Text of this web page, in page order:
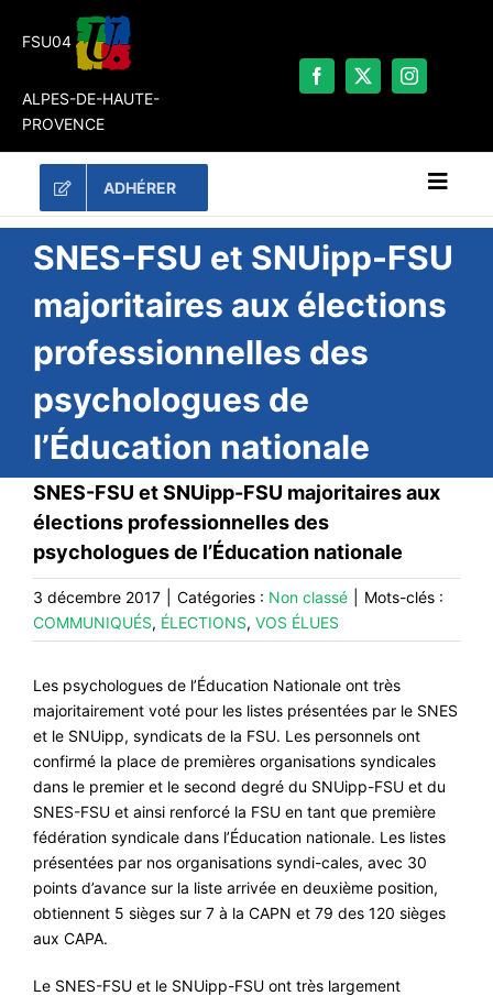
FSU04
ALPES-DE-HAUTE-
PROVENCE
ADHÉRER
RECHERCHER:
LES UNES
#ACTUALITÉS
LA FSU 04
DOSSIERS
CONTACT
#ACTIONS
#VOS ÉLUES
#FORMATION
#ÉLECTIONS
#MÉDIAS
#DÉBATS
#PRESSE
#ARCHIVES
SNES-FSU et SNUipp-FSU
majoritaires aux élections
professionnelles des
psychologues de
l’Éducation nationale
SNES-FSU et SNUipp-FSU majoritaires aux
élections professionnelles des
psychologues de l’Éducation nationale
3 décembre 2017 Catégories : Non classé
Mots-clés :
COMMUNIQUÉS, ÉLECTIONS, VOS ÉLUES
Les psychologues de l’Éducation Nationale ont très
majoritairement voté pour les listes présentées par le SNES
et le SNUipp, syndicats de la FSU. Les personnels ont
confirmé la place de premières organisations syndicales
dans le premier et le second degré du SNUipp-FSU et du
SNES-FSU et ainsi renforcé la FSU en tant que première
fédération syndicale dans l’Éducation nationale. Les listes
présentées par nos organisations syndi-cales, avec 30
points d’avance sur la liste arrivée en deuxième position,
obtiennent 5 sièges sur 7 à la CAPN et 79 des 120 sièges
aux CAPA.
Le SNES-FSU et le SNUipp-FSU ont très largement